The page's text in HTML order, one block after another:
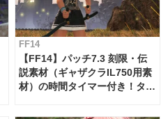
FF14
【FF14】パッチ7.3 刻限・伝
説素材（ギャザクラIL750用素
材）の時間タイマー付き！タイ